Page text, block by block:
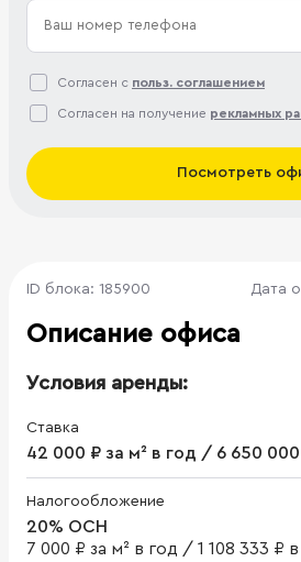
Согласен с польз. соглашением
Согласен на получение рекламных
Посмотреть
ID блока: 185900 Дата
Описание офиса
Условия аренды:
Ставка
42 000 ₽ за м² в год / 6 650
Налогообложение
20% ОСН
7 000 ₽ за м² в год / 1 108 333 ₽